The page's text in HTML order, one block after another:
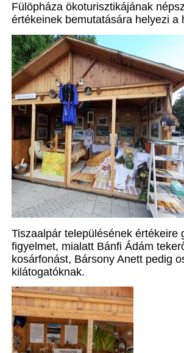
Fülöpháza ökoturisztikájának
értékeinek bemutatására helyezi a
Tiszaalpár településének
figyelmet, mialatt Bánfi Ádám
kosárfonást, Bársony Anett pedig
kilátogatóknak.